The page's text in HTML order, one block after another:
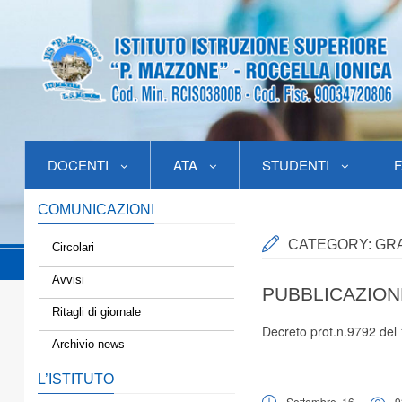
DOCENTI ATA STUDENTI
COMUNICAZIONI
Circolari
Avvisi
Ritagli di giornale
Archivio news
L’ISTITUTO
CATEGORY:
Decreto prot.n.9792 del